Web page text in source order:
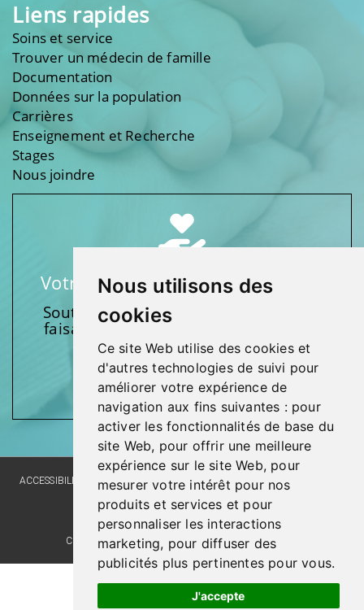
Nous utilisons des
cookies
Ce site Web utilise des cookies et
d'autres technologies de suivi pour
améliorer votre expérience de
navigation aux fins suivantes : pour
activer les fonctionnalités de base du
site Web, pour offrir une meilleure
expérience sur le site Web, pour
mesurer votre intérêt pour nos
produits et services et pour
personnaliser les interactions
marketing, pour diffuser des
publicités plus pertinentes pour vous.
J'accepte
Liens rapides
Soins et service
Trouver un médecin de famille
Documentation
Données sur la population
Carrières
Enseignement et Recherche
Stages
Nous joindre
Votre soutien fait une différence
Soutenez l’une de nos fondations en
faisant un don et en participant aux
activités.
Donnez généreusement!
ACCESSIBILITY SITE MAP LANGUAGE POLICY PRIVACY POLICY
WEBSITE DEVELOPMENT
COMMENTS, SUGGESTIONS, ACKNOWLEDGMENTS
Last update : 8 September 2025